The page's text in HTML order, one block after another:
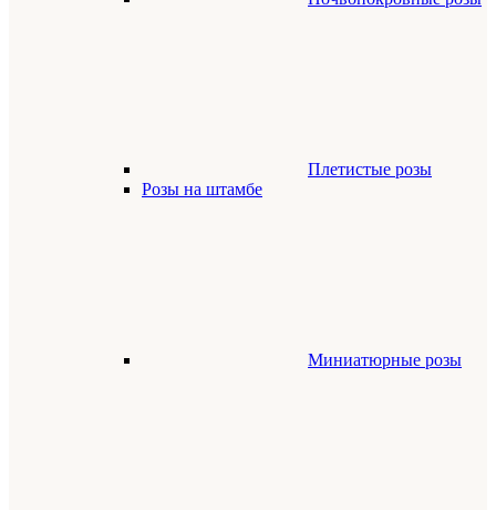
Плетистые розы
Розы на штамбе
Миниатюрные розы